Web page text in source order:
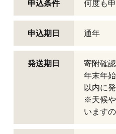
申込条件 何度も
申込期日 通年
発送期日
寄附確
年末年
以内に
※天候や
います